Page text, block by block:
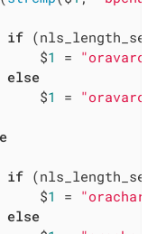
if
								$
1 =
else
								$
1 =
if
								$
1 =
else